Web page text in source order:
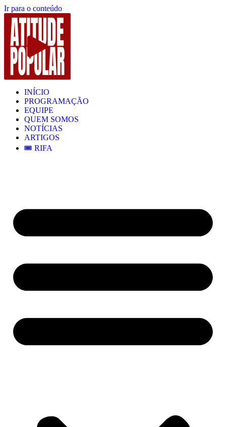
Ir para o conteúdo
INÍCIO
PROGRAMAÇÃO
EQUIPE
QUEM SOMOS
NOTÍCIAS
ARTIGOS
🎟️ RIFA